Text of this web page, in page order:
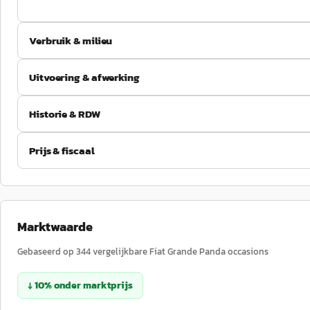
Verbruik & milieu
Uitvoering & afwerking
Historie & RDW
Prijs & fiscaal
Marktwaarde
Gebaseerd op 344vergelijkbareFiatGrande Pandaoccasions
↓10%ondermarktprijs